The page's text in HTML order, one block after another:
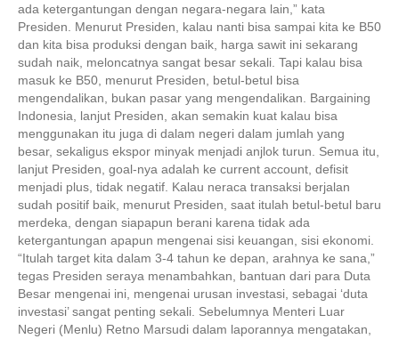
ada ketergantungan dengan negara-negara lain,” kata
Presiden. Menurut Presiden, kalau nanti bisa sampai kita ke B50
dan kita bisa produksi dengan baik, harga sawit ini sekarang
sudah naik, meloncatnya sangat besar sekali. Tapi kalau bisa
masuk ke B50, menurut Presiden, betul-betul bisa
mengendalikan, bukan pasar yang mengendalikan. Bargaining
Indonesia, lanjut Presiden, akan semakin kuat kalau bisa
menggunakan itu juga di dalam negeri dalam jumlah yang
besar, sekaligus ekspor minyak menjadi anjlok turun. Semua itu,
lanjut Presiden, goal-nya adalah ke current account, defisit
menjadi plus, tidak negatif. Kalau neraca transaksi berjalan
sudah positif baik, menurut Presiden, saat itulah betul-betul baru
merdeka, dengan siapapun berani karena tidak ada
ketergantungan apapun mengenai sisi keuangan, sisi ekonomi.
“Itulah target kita dalam 3-4 tahun ke depan, arahnya ke sana,”
tegas Presiden seraya menambahkan, bantuan dari para Duta
Besar mengenai ini, mengenai urusan investasi, sebagai ‘duta
investasi’ sangat penting sekali. Sebelumnya Menteri Luar
Negeri (Menlu) Retno Marsudi dalam laporannya mengatakan,